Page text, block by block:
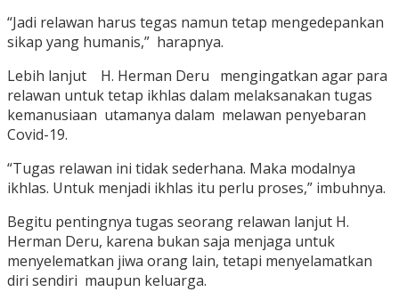
“Jadi relawan harus tegas namun tetap mengedepankan
sikap yang humanis,” harapnya.
Lebih lanjut H. Herman Deru mengingatkan agar para
relawan untuk tetap ikhlas dalam melaksanakan tugas
kemanusiaan utamanya dalam melawan penyebaran
Covid-19.
“Tugas relawan ini tidak sederhana. Maka modalnya
ikhlas. Untuk menjadi ikhlas itu perlu proses,” imbuhnya.
Begitu pentingnya tugas seorang relawan lanjut H.
Herman Deru, karena bukan saja menjaga untuk
menyelematkan jiwa orang lain, tetapi menyelamatkan
diri sendiri maupun keluarga.